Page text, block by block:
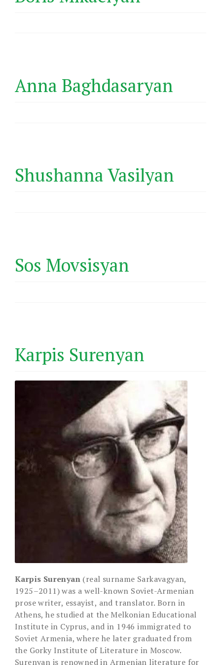
Anna Baghdasaryan
Shushanna Vasilyan
Sos Movsisyan
Karpis Surenyan
Karpis Surenyan (real surname Sarkavagyan,
1925–2011) was a well-known Soviet-Armenian
prose writer, essayist, and translator. Born in
Athens, he studied at the Melkonian Educational
Institute in Cyprus, and in 1946 immigrated to
Soviet Armenia, where he later graduated from
the Gorky Institute of Literature in Moscow.
Surenyan is renowned in Armenian literature for